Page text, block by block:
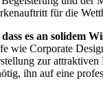
für die
dass es an
wie Corporate
zur
ihn auf eine